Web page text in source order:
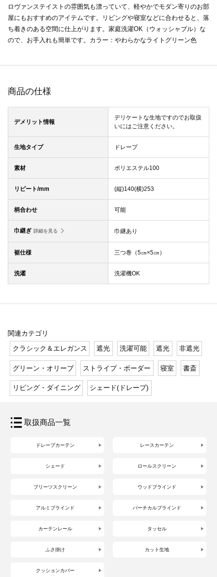
ロヴァンステイストの雰囲気も漂っていて、軽やかでモダン寄りのお部
屋にもおすすめのアイテムです。リビングや寝室などに合わせると、落
ち着きのある空間に仕上がります。家庭洗濯OK（ウォッシャブル）な
ので、お手入れも簡単です。カラー：やわらかなライトグリーン色
商品の仕様
デメリット情報
デリケートな生地ですのでお取扱
いにはご注意ください。
生地タイプ ドレープ
素材 ポリエステル100
リピート/mm (縦)140(横)253
柄合わせ 可能
巾継ぎ 詳細を見る 巾継あり
裾仕様 三つ巻（5㎝×5㎝）
洗濯 洗濯機OK
関連カテゴリ
クラシック＆エレガンス
遮光 洗濯可能 遮光 非遮光
グリーン・オリーブ ストライプ・ボーダー 寝室 書斎
リビング・ダイニング シェード(ドレープ)
取扱商品一覧
ドレープカーテン レースカーテン
シェード ロールスクリーン
プリーツスクリーン ウッドブラインド
アルミブラインド バーチカルブラインド
カーテンレール タッセル
ふさ掛け カット生地
クッションカバー